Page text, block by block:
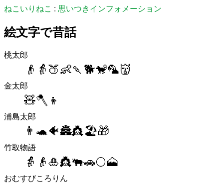
ねこいりねこ : 思いつきインフォメーション
絵文字で昔話
桃太郎
👴👵🍑👶🍡🐕🐒🦜👹
金太郎
🧸🪓👦
浦島太郎
👨🐢🐠🏯👸🏖🎁
竹取物語
👵👴🎍👸🐃🚗🌕🗻
おむすびころりん